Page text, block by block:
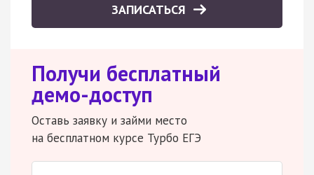
ЗАПИСАТЬСЯ
Получи бесплатный
демо-доступ
Оставь заявку и займи место
на бесплатном курсе Турбо ЕГЭ